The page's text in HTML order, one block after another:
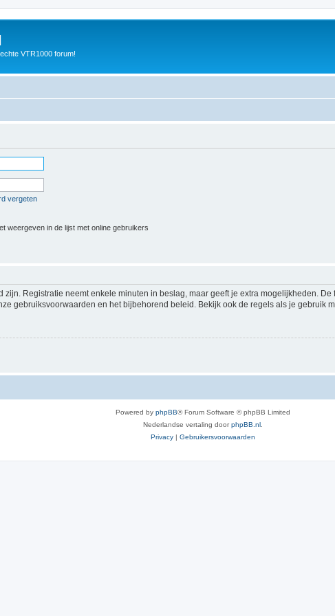
VTR1000 forum!
vergeten
weergeven in de lijst met online gebruikers
Registratie neemt enkele minuten in beslag, maar geeft je extra mogelijkheden.
gebruiksvoorwaarden en het bijbehorend beleid. Bekijk ook de regels als je gebruik
Powered by phpBB® Forum Software © phpBB Limited
Nederlandse vertaling doorphpBB.nl.
Privacy | Gebruikersvoorwaarden